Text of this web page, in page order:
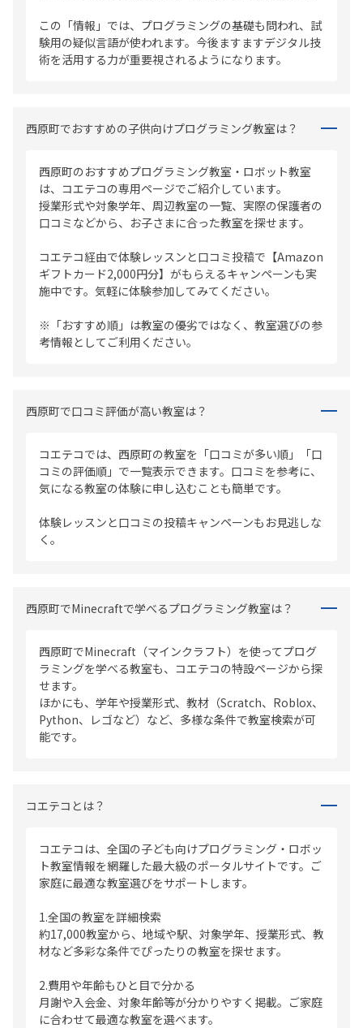
この「情報」では、プログラミングの基礎も問われ、試
験用の疑似言語が使われます。今後ますますデジタル技
術を活用する力が重要視されるようになります。
西原町でおすすめの子供向けプログラミング教室は？
西原町のおすすめプログラミング教室・ロボット教室
は、コエテコの専用ページでご紹介しています。
授業形式や対象学年、周辺教室の一覧、実際の保護者の
口コミなどから、お子さまに合った教室を探せます。
コエテコ経由で体験レッスンと口コミ投稿で【Amazon
ギフトカード2,000円分】がもらえるキャンペーンも実
施中です。気軽に体験参加してみてください。
※「おすすめ順」は教室の優劣ではなく、教室選びの参
考情報としてご利用ください。
西原町で口コミ評価が高い教室は？
コエテコでは、西原町の教室を「口コミが多い順」「口
コミの評価順」で一覧表示できます。口コミを参考に、
気になる教室の体験に申し込むことも簡単です。
体験レッスンと口コミの投稿キャンペーンもお見逃しな
く。
西原町でMinecraftで学べるプログラミング教室は？
西原町でMinecraft（マインクラフト）を使ってプログ
ラミングを学べる教室も、コエテコの特設ページから探
せます。
ほかにも、学年や授業形式、教材（Scratch、Roblox、
Python、レゴなど）など、多様な条件で教室検索が可
能です。
コエテコとは？
コエテコは、全国の子ども向けプログラミング・ロボッ
ト教室情報を網羅した最大級のポータルサイトです。ご
家庭に最適な教室選びをサポートします。
1.全国の教室を詳細検索
約17,000教室から、地域や駅、対象学年、授業形式、教
材など多彩な条件でぴったりの教室を探せます。
2.費用や年齢もひと目で分かる
月謝や入会金、対象年齢等が分かりやすく掲載。ご家庭
に合わせて最適な教室を選べます。